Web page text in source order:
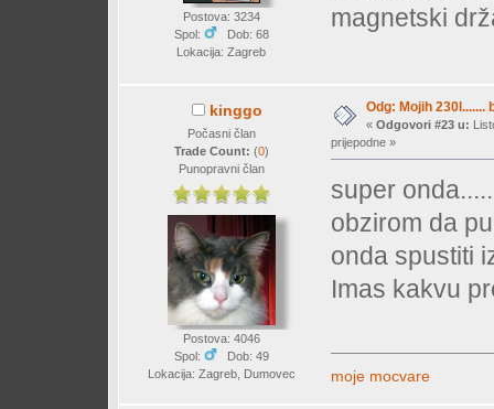
Postova: 3234
Spol:
Dob: 68
Lokacija: Zagreb
magnetski
kinggo
Počasni član
Trade Count: (0)
Punopravni član
Postova: 4046
Spol:
Dob: 49
Lokacija: Zagreb, Dumovec
Odg: Mojih 230l.......
« Odgovori #23 u:
prijepodne »
super
obzirom da
onda spustiti
Imas kakvu
moje mocvare